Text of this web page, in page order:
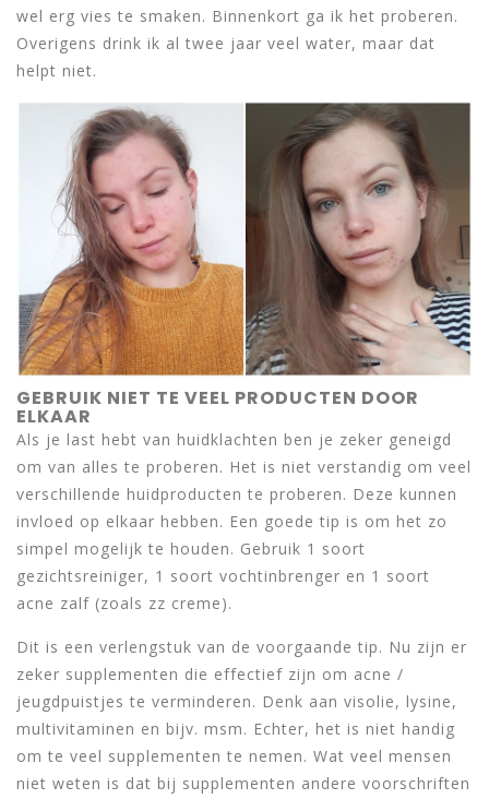
wel erg vies te smaken. Binnenkort ga ik het proberen.
Overigens drink ik al twee jaar veel water, maar dat
helpt niet.
GEBRUIK NIET TE VEEL PRODUCTEN DOOR
ELKAAR
Als je last hebt van huidklachten ben je zeker geneigd
om van alles te proberen. Het is niet verstandig om veel
verschillende huidproducten te proberen. Deze kunnen
invloed op elkaar hebben. Een goede tip is om het zo
simpel mogelijk te houden. Gebruik 1 soort
gezichtsreiniger, 1 soort vochtinbrenger en 1 soort
acne zalf (zoals zz creme).
Dit is een verlengstuk van de voorgaande tip. Nu zijn er
zeker supplementen die effectief zijn om acne /
jeugdpuistjes te verminderen. Denk aan visolie, lysine,
multivitaminen en bijv. msm. Echter, het is niet handig
om te veel supplementen te nemen. Wat veel mensen
niet weten is dat bij supplementen andere voorschriften